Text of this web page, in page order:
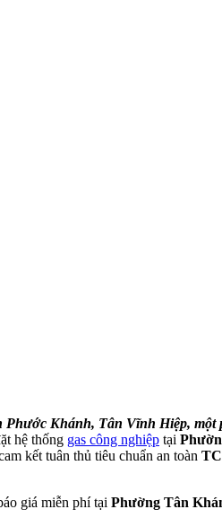
Khánh, Tân Vĩnh Hiệp,
hệ thống gas công nghiệp tại
kết tuân thủ tiêu chuẩn an toàn
giá miễn phí tại Phường Tân